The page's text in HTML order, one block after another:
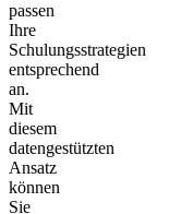
passen
Ihre
Schulungsstrategien
entsprechend
an.
Mit
diesem
datengestützten
Ansatz
können
Sie